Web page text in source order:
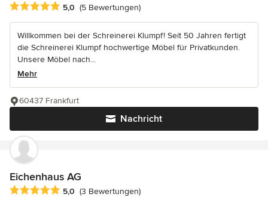
Durchschnittliche Bewertung: 5 von 5 Sternen
5,0 (5 Bewertungen)
Willkommen bei der Schreinerei Klumpf! Seit 50 Jahren fertigt
die Schreinerei Klumpf hochwertige Möbel für Privatkunden.
Unsere Möbel nach...
Mehr
Nachricht
60437 Frankfurt
Eichenhaus AG
Durchschnittliche Bewertung: 5 von 5 Sternen
5,0 (3 Bewertungen)